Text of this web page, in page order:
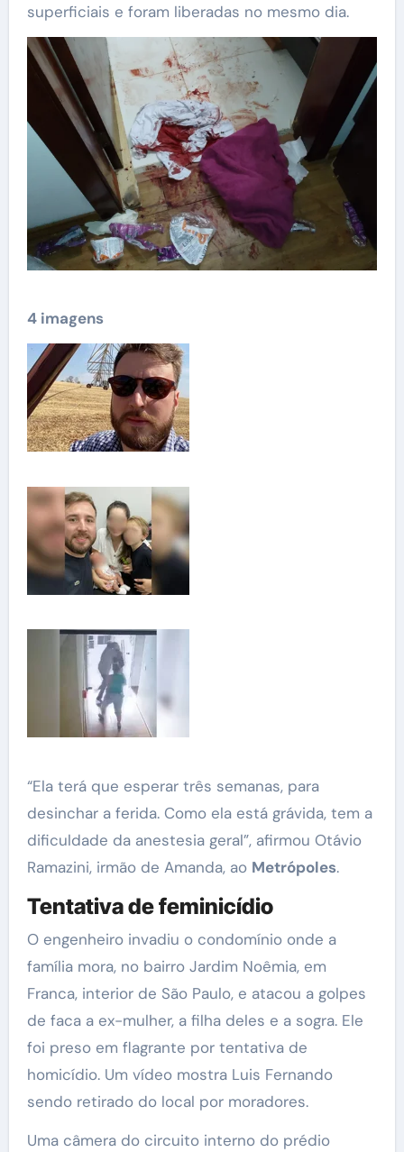
superficiais e foram liberadas no mesmo dia.
4 imagens
“Ela terá que esperar três semanas, para
desinchar a ferida. Como ela está grávida, tem a
dificuldade da anestesia geral”, afirmou Otávio
Ramazini, irmão de Amanda, ao Metrópoles.
Tentativa de feminicídio
O engenheiro invadiu o condomínio onde a
família mora, no bairro Jardim Noêmia, em
Franca, interior de São Paulo, e atacou a golpes
de faca a ex-mulher, a filha deles e a sogra. Ele
foi preso em flagrante por tentativa de
homicídio. Um vídeo mostra Luis Fernando
sendo retirado do local por moradores.
Uma câmera do circuito interno do prédio